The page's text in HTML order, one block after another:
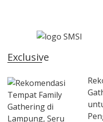
Exclusive